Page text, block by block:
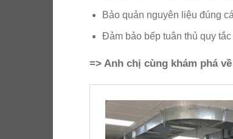
Bảo quản nguyên liệu đúng
Đảm bảo bếp tuân thủ quy
=> Anh chị cùng khám phá